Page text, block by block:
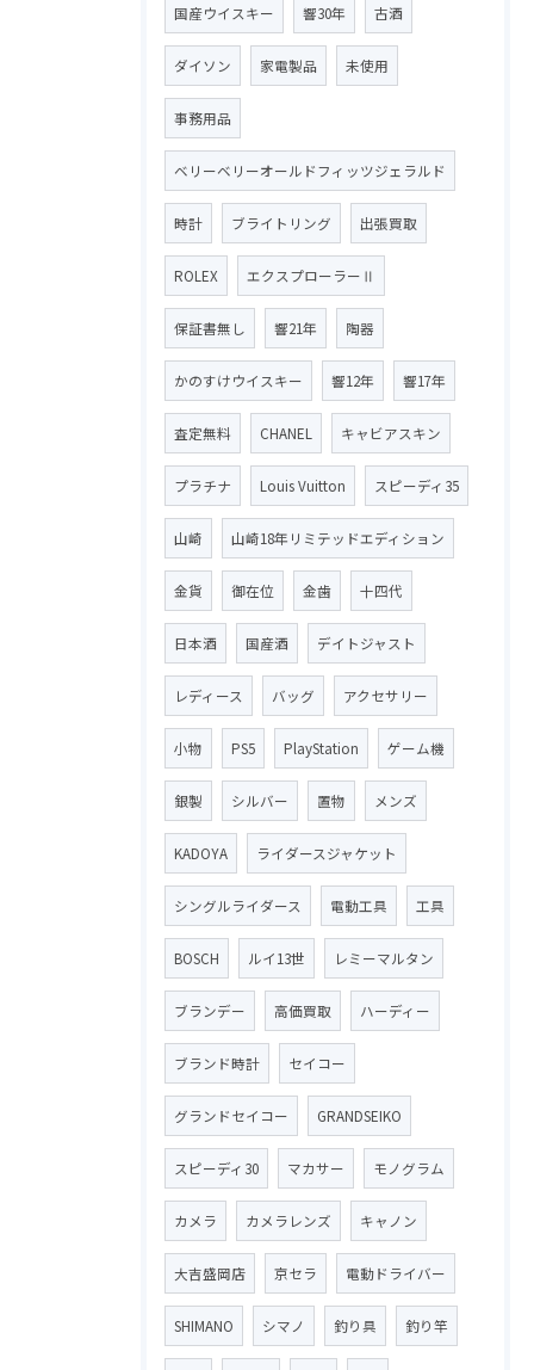
国産ウイスキー 響30年 古酒
ダイソン 家電製品 未使用
事務用品
ベリーベリーオールドフィッツジェラルド
時計 ブライトリング 出張買取
ROLEX エクスプローラーⅡ
保証書無し 響21年 陶器
かのすけウイスキー 響12年 響17年
査定無料 CHANEL キャビアスキン
プラチナ Louis Vuitton スピーディ35
山崎 山崎18年リミテッドエディション
金貨 御在位 金歯 十四代
日本酒 国産酒 デイトジャスト
レディース バッグ アクセサリー
小物 PS5 PlayStation ゲーム機
銀製 シルバー 置物 メンズ
KADOYA ライダースジャケット
シングルライダース 電動工具 工具
BOSCH ルイ13世 レミーマルタン
ブランデー 高価買取 ハーディー
ブランド時計 セイコー
グランドセイコー GRANDSEIKO
スピーディ30 マカサー モノグラム
カメラ カメラレンズ キャノン
大吉盛岡店 京セラ 電動ドライバー
SHIMANO シマノ 釣り具 釣り竿